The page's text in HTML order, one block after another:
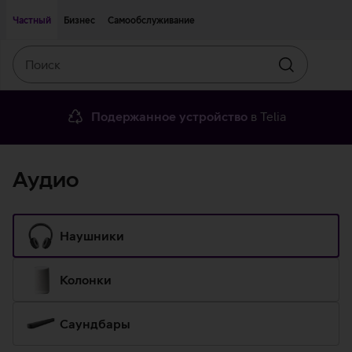
Частный
Бизнес Самообслуживание
Искать
Подержанное устройство в Telia
Аудио
Наушники
Колонки
Саундбары